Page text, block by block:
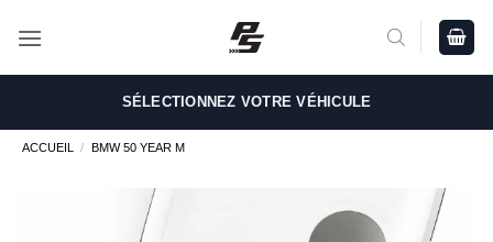
SÉLECTIONNEZ VOTRE VÉHICULE
ACCUEIL / BMW 50 YEAR M